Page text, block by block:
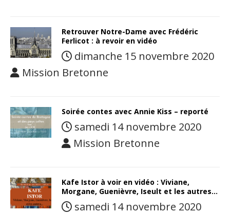
Retrouver Notre-Dame avec Frédéric
Ferlicot : à revoir en vidéo
dimanche 15 novembre 2020
Mission Bretonne
Soirée contes avec Annie Kiss – reporté
samedi 14 novembre 2020
Mission Bretonne
Kafe Istor à voir en vidéo : Viviane,
Morgane, Guenièvre, Iseult et les autres…
samedi 14 novembre 2020